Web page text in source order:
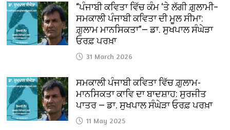
“ਪੰਜਾਬੀ ਕਵਿਤਾ ਵਿੱਚ ਕੰਮ ‘ਤੇ ਲੱਗੀ ਗ਼ੁਲਾਮੀ–
ਸਮਕਾਲੀ ਪੰਜਾਬੀ ਕਵਿਤਾ ਦੀ ਮੂਲ ਸੀਮਾ:
ਗ਼ੁਲਾਮ ਮਾਨਸਿਕਤਾ”— ਡਾ. ਸੁਖਪਾਲ ਸੰਘੇੜਾ
ਓਰਫ਼ ਪਰਖ਼ਾ
31 March 2026
ਸਮਕਾਲੀ ਪੰਜਾਬੀ ਕਵਿਤਾ ਵਿੱਚ ਗ਼ੁਲਾਮ-
ਮਾਨਸਿਕਤਾ ਕਾਵਿ ਦਾ ਬਾਦਸ਼ਾਹ: ਸੁਰਜੀਤ
ਪਾਤਰ — ਡਾ. ਸੁਖਪਾਲ ਸੰਘੇੜਾ ਓਰਫ਼ ਪਰਖ਼ਾ
11 May 2025